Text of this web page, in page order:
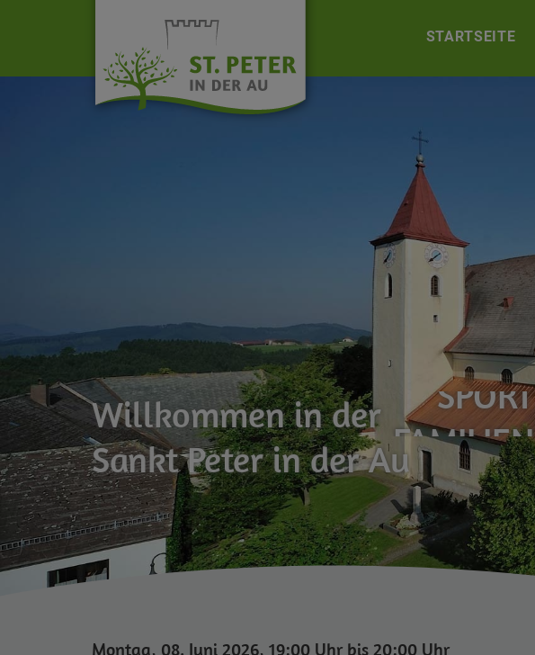
STARTSEITE
Willkommen in der
WANDER
FREIZEIT
SPORT
FAMILIEN
UMWELT
Sankt Peter in der Au
Montag, 08. Juni 2026, 19:00 Uhr bis 20:00 Uhr